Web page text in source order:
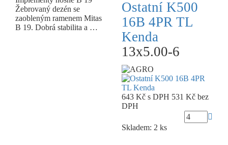
Žebrovaný dezén se
zaobleným ramenem Mitas
B 19. Dobrá stabilita a …
Ostatní K500
16B 4PR TL
Kenda
13x5.00-6
643 Kč s DPH 531 Kč bez
DPH
Skladem: 2 ks